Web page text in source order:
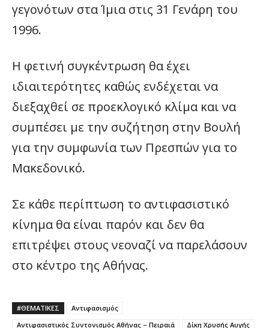
γεγονότων στα Ίμια στις 31 Γενάρη του
1996.
Η φετινή συγκέντρωση θα έχει
ιδιαιτερότητες καθώς ενδέχεται να
διεξαχθεί σε προεκλογικό κλίμα και να
συμπέσει με την συζήτηση στην Βουλή
για την συμφωνία των Πρεσπών για το
Μακεδονικό.
Σε κάθε περίπτωση το αντιφασιστικό
κίνημα θα είναι παρόν και δεν θα
επιτρέψει στους νεοναζί να παρελάσουν
στο κέντρο της Αθήνας.
#ΘΕΜΑΤΙΚΈΣ
Αντιφασισμός
Αντιφασιστικός Συντονισμός Αθήνας – Πειραιά
Δίκη Χρυσής Αυγής